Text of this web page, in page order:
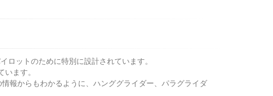
ロットのために特別に設計されています。
ます。
報からもわかるように、ハンググライダー、パラグライダ